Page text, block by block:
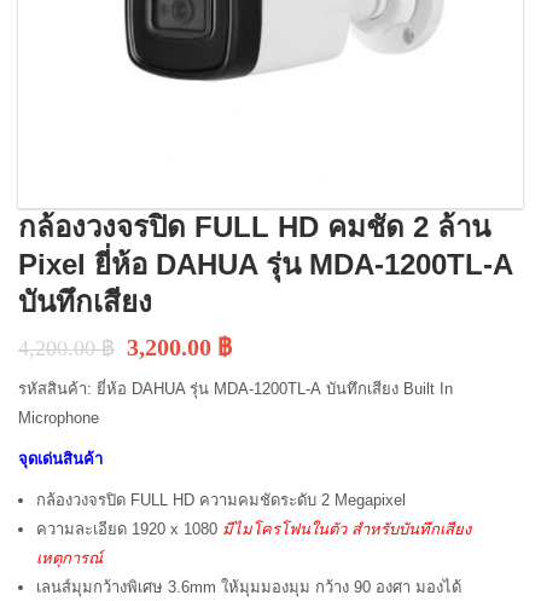
กล้องวงจรปิด FULL HD คมชัด 2 ล้าน
Pixel ยี่ห้อ DAHUA รุ่น MDA-1200TL-A
บันทึกเสียง
4,200.00฿ 3,200.00 ฿
รหัสสินค้า: ยี่ห้อ DAHUA รุ่น MDA-1200TL-A บันทึกเสียง Built In
Microphone
จุดเด่นสินค้า
กล้องวงจรปิด FULL HD ความคมชัดระดับ 2 Megapixel
ความละเอียด 1920 x 1080 มีไมโครโฟนในตัว สำหรับบันทึกเสียง
เหตุการณ์
เลนส์มุมกว้างพิเศษ 3.6mm ให้มุมมองมุม กว้าง 90 องศา มองได้